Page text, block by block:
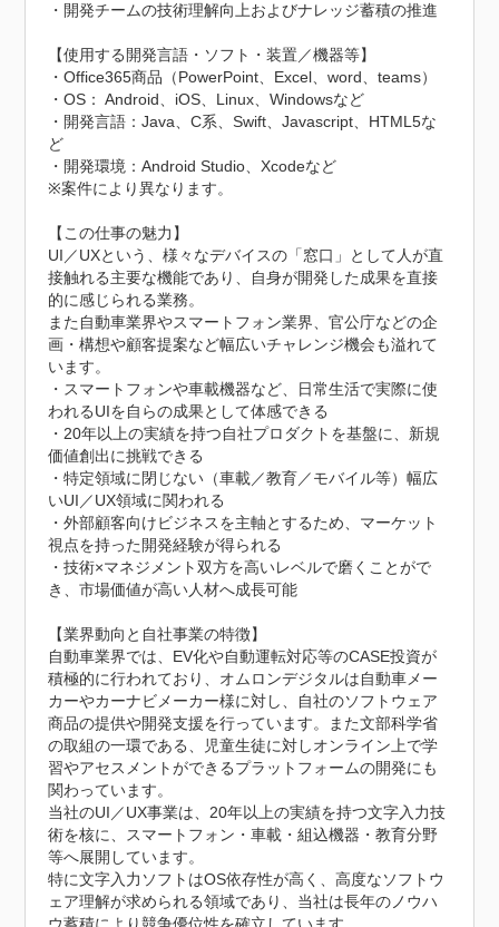
・開発チームの技術理解向上およびナレッジ蓄積の推進
【使用する開発言語・ソフト・装置／機器等】
・Office365商品（PowerPoint、Excel、word、teams）
・OS： Android、iOS、Linux、Windowsなど
・開発言語：Java、C系、Swift、Javascript、HTML5な
ど
・開発環境：Android Studio、Xcodeなど
※案件により異なります。
【この仕事の魅力】
UI／UXという、様々なデバイスの「窓口」として人が直
接触れる主要な機能であり、自身が開発した成果を直接
的に感じられる業務。
また自動車業界やスマートフォン業界、官公庁などの企
画・構想や顧客提案など幅広いチャレンジ機会も溢れて
います。
・スマートフォンや車載機器など、日常生活で実際に使
われるUIを自らの成果として体感できる
・20年以上の実績を持つ自社プロダクトを基盤に、新規
価値創出に挑戦できる
・特定領域に閉じない（車載／教育／モバイル等）幅広
いUI／UX領域に関われる
・外部顧客向けビジネスを主軸とするため、マーケット
視点を持った開発経験が得られる
・技術×マネジメント双方を高いレベルで磨くことがで
き、市場価値が高い人材へ成長可能
【業界動向と自社事業の特徴】
自動車業界では、EV化や自動運転対応等のCASE投資が
積極的に行われており、オムロンデジタルは自動車メー
カーやカーナビメーカー様に対し、自社のソフトウェア
商品の提供や開発支援を行っています。また文部科学省
の取組の一環である、児童生徒に対しオンライン上で学
習やアセスメントができるプラットフォームの開発にも
関わっています。
当社のUI／UX事業は、20年以上の実績を持つ文字入力技
術を核に、スマートフォン・車載・組込機器・教育分野
等へ展開しています。
特に文字入力ソフトはOS依存性が高く、高度なソフトウ
ェア理解が求められる領域であり、当社は長年のノウハ